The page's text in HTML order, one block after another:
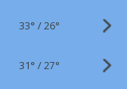
33° /26°
31° /27°